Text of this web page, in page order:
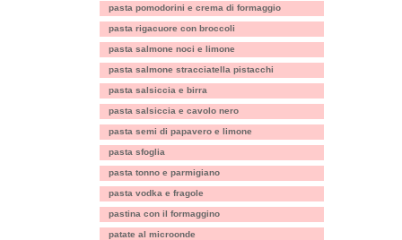
pasta pomodorini e crema di formaggio
pasta rigacuore con broccoli
pasta salmone noci e limone
pasta salmone stracciatella pistacchi
pasta salsiccia e birra
pasta salsiccia e cavolo nero
pasta semi di papavero e limone
pasta sfoglia
pasta tonno e parmigiano
pasta vodka e fragole
pastina con il formaggino
patate al microonde